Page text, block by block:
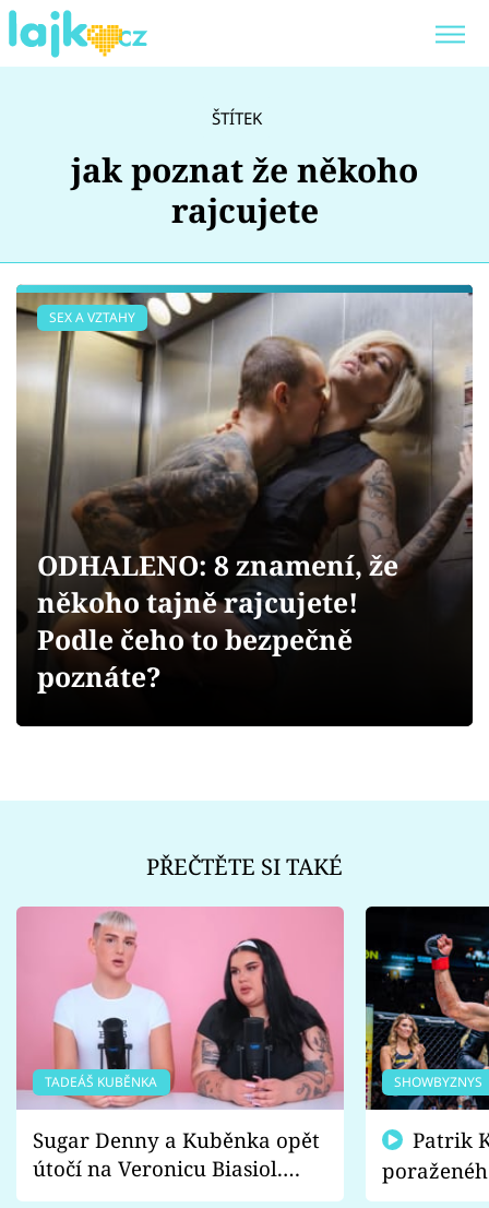
Showbyznys
Youtubeři
Virály
Sex a vztahy
Videa
Sledujte prima+
Přihlášení
ŠTÍTEK
jak poznat že někoho
rajcujete
SEX A VZTAHY
ODHALENO: 8 znamení, že
někoho tajně rajcujete!
Podle čeho to bezpečně
poznáte?
PŘEČTĚTE SI TAKÉ
TADEÁŠ KUBĚNKA
Sugar Denny a Kuběnka opět
útočí na Veronicu Biasiol.
Proč je podle nich falešná a
SHOWBYZNYS
fanoušci